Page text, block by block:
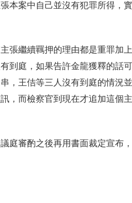
本案中自己並沒有犯罪所得，
張繼續羈押的理由都是重罪加
到庭，如果告許金龍獲釋的話
，王佶等三人沒有到庭的情況
，而檢察官到現在才追加這個
庭審酌之後再用書面裁定宣布